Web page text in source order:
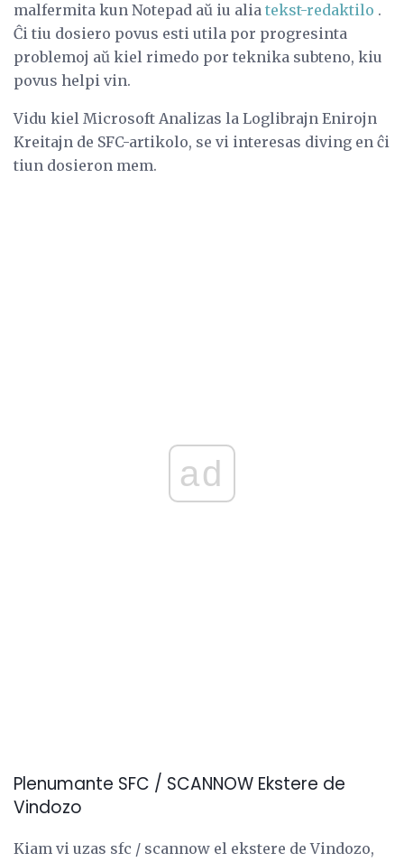
malfermita kun Notepad aŭ iu alia tekst-redaktilo .
Ĉi tiu dosiero povus esti utila por progresinta
problemoj aŭ kiel rimedo por teknika subteno, kiu
povus helpi vin.
Vidu kiel Microsoft Analizas la Loglibrajn Enirojn
Kreitajn de SFC-artikolo, se vi interesas diving en ĉi
tiun dosieron mem.
ad
Plenumante SFC / SCANNOW Ekstere de
Vindozo
Kiam vi uzas sfc / scannow el ekstere de Vindozo,